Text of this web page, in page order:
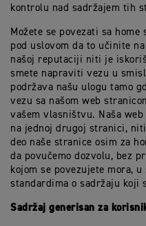
kontrolu nad sadržajem tih
Možete se povezati sa
pod uslovom da to učinite
našoj reputaciji niti je
smete napraviti vezu u
podržava našu ulogu tamo
vezu sa našom web
vašem vlasništvu. Naša
na jednoj drugoj stranici,
deo naše stranice osim za
da povučemo dozvolu, bez
kojom se povezujete mora,
standardima o sadržaju koji
Sadržaj generisan za